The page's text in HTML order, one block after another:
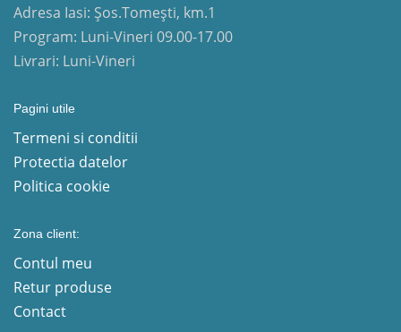
Adresa Iasi: Șos.Tomești, km.1
Program: Luni-Vineri 09.00-17.00
Livrari: Luni-Vineri
Pagini utile
Termeni si conditii
Protectia datelor
Politica cookie
Zona client:
Contul meu
Retur produse
Contact